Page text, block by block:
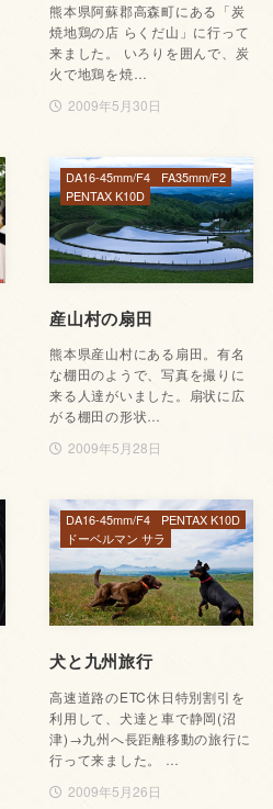
熊本県阿蘇郡高森町にある「炭
焼地鶏の店 らくだ山」に行って
来ました。 いろりを囲んで、炭
火で地鶏を焼…
2009年5月30日
産山村の扇田
熊本県産山村にある扇田。有名
な棚田のようで、写真を撮りに
来る人達がいました。扇状に広
がる棚田の形状…
2009年5月28日
DA16-45mm/F4
FA35mm/F2
PENTAX K10D
犬と九州旅行
高速道路のETC休日特別割引を
利用して、犬達と車で静岡(沼
津)→九州へ長距離移動の旅行に
行って来ました。 …
2009年5月26日
DA16-45mm/F4
PENTAX K10D
ドーベルマン サラ